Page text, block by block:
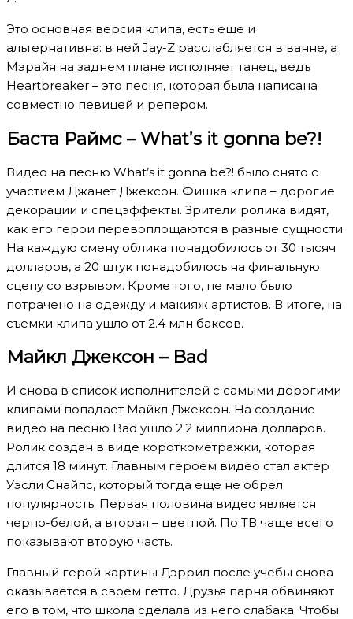
Это основная версия клипа, есть еще и
альтернативна: в ней Jay-Z расслабляется в ванне, а
Мэрайя на заднем плане исполняет танец, ведь
Heartbreaker – это песня, которая была написана
совместно певицей и репером.
Баста Раймс – What’s it gonna be?!
Видео на песню What’s it gonna be?! было снято с
участием Джанет Джексон. Фишка клипа – дорогие
декорации и спецэффекты. Зрители ролика видят,
как его герои перевоплощаются в разные сущности.
На каждую смену облика понадобилось от 30 тысяч
долларов, а 20 штук понадобилось на финальную
сцену со взрывом. Кроме того, не мало было
потрачено на одежду и макияж артистов. В итоге, на
съемки клипа ушло от 2.4 млн баксов.
Майкл Джексон – Bad
И снова в список исполнителей с самыми дорогими
клипами попадает Майкл Джексон. На создание
видео на песню Bad ушло 2.2 миллиона долларов.
Ролик создан в виде короткометражки, которая
длится 18 минут. Главным героем видео стал актер
Уэсли Снайпс, который тогда еще не обрел
популярность. Первая половина видео является
черно-белой, а вторая – цветной. По ТВ чаще всего
показывают вторую часть.
Главный герой картины Дэррил после учебы снова
оказывается в своем гетто. Друзья парня обвиняют
его в том, что школа сделала из него слабака. Чтобы